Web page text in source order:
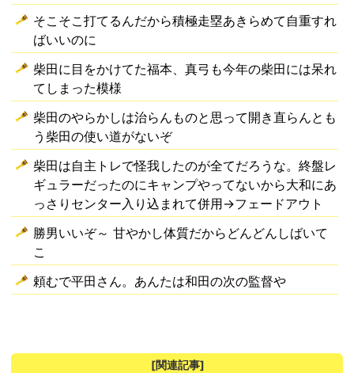
そこそこ打てるんだから積極走塁あきらめて自重すれ
ばいいのに
柴田に目をかけてた福本、真弓も今年の柴田には呆れ
てしまった模様
柴田のやらかしは治らんものと思って開き直らんとも
う柴田の使い道がないぞ
柴田は自主トレで怪我したのが全てだろうな。終盤レ
ギュラーだったのにキャンプやってないから大和にあ
っさりセンター入り込まれて併用→フェードアウト
勝男いいぞ～ 甘やかし体質だからどんどんしばいて
こ
頼むで平田さん。あんたは和田の次の監督や
[関連記事]